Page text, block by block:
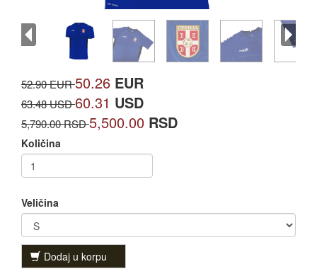
52.90 EUR50.26 EUR
63.48 USD60.31 USD
5,790.00 RSD5,500.00 RSD
Količina
Veličina
Dodaj u korpu